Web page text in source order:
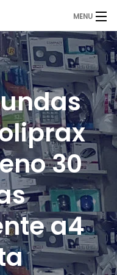
MENU
30
a4